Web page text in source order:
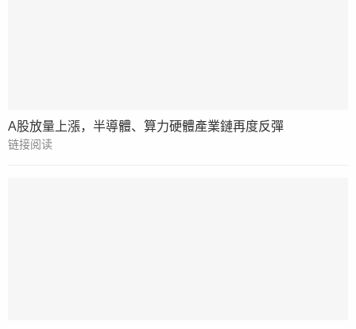
A股放量上漲，半導體、算力硬體產業鏈再度反彈
链接阅读